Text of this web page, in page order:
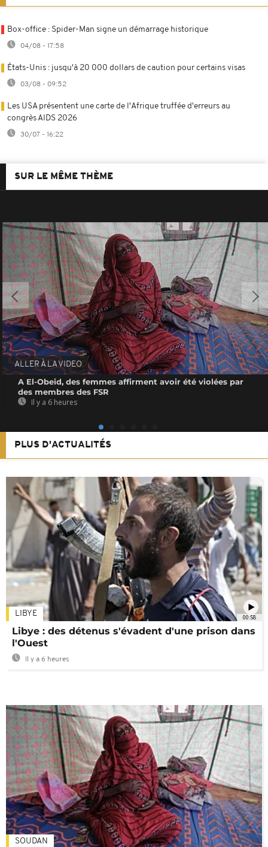
Box-office : Spider-Man signe un démarrage historique
04/08 - 17:58
États-Unis : jusqu'à 20 000 dollars de caution pour certains visas
03/08 - 09:52
Les USA présentent une carte de l'Afrique truffée d'erreurs au
congrès AIDS 2026
30/07 - 16:22
SUR LE MÊME THÈME
ALLER À LA VIDEO
A El-Obeid, des femmes affirment avoir été violées par
des membres des FSR
Il y a 6 heures
PLUS D'ACTUALITÉS
00:58
LIBYE
Libye : des détenus s'évadent d'une prison dans
l'Ouest
Il y a 6 heures
SOUDAN